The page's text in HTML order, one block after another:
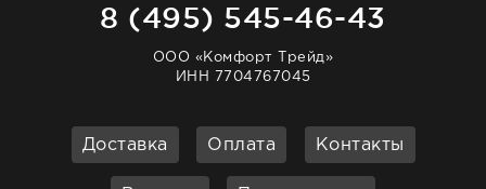
8 (495) 545-46-43
ООО «Комфорт Трейд»
ИНН 7704767045
Доставка Оплата Контакты